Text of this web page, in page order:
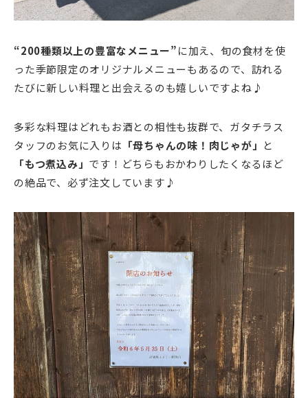
“200種類以上の豊富なメニュー”に加え、旬の食材を使
った季節限定のオリジナルメニューもあるので、訪れる
たびに新しい料理と出会えるのも嬉しいですよね♪
多彩な料理はどれもお酒との相性も抜群で、ガタチラス
タッフのお気に入りは 「母ちゃんの味！肉じゃが」 と
「もつ煮込み」 です！どちらもおかわりしたくなるほど
の絶品で、必ず注文しています♪